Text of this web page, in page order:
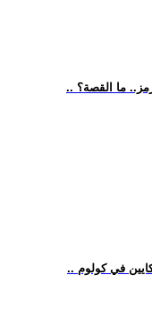
ما القصة؟
في كولوم